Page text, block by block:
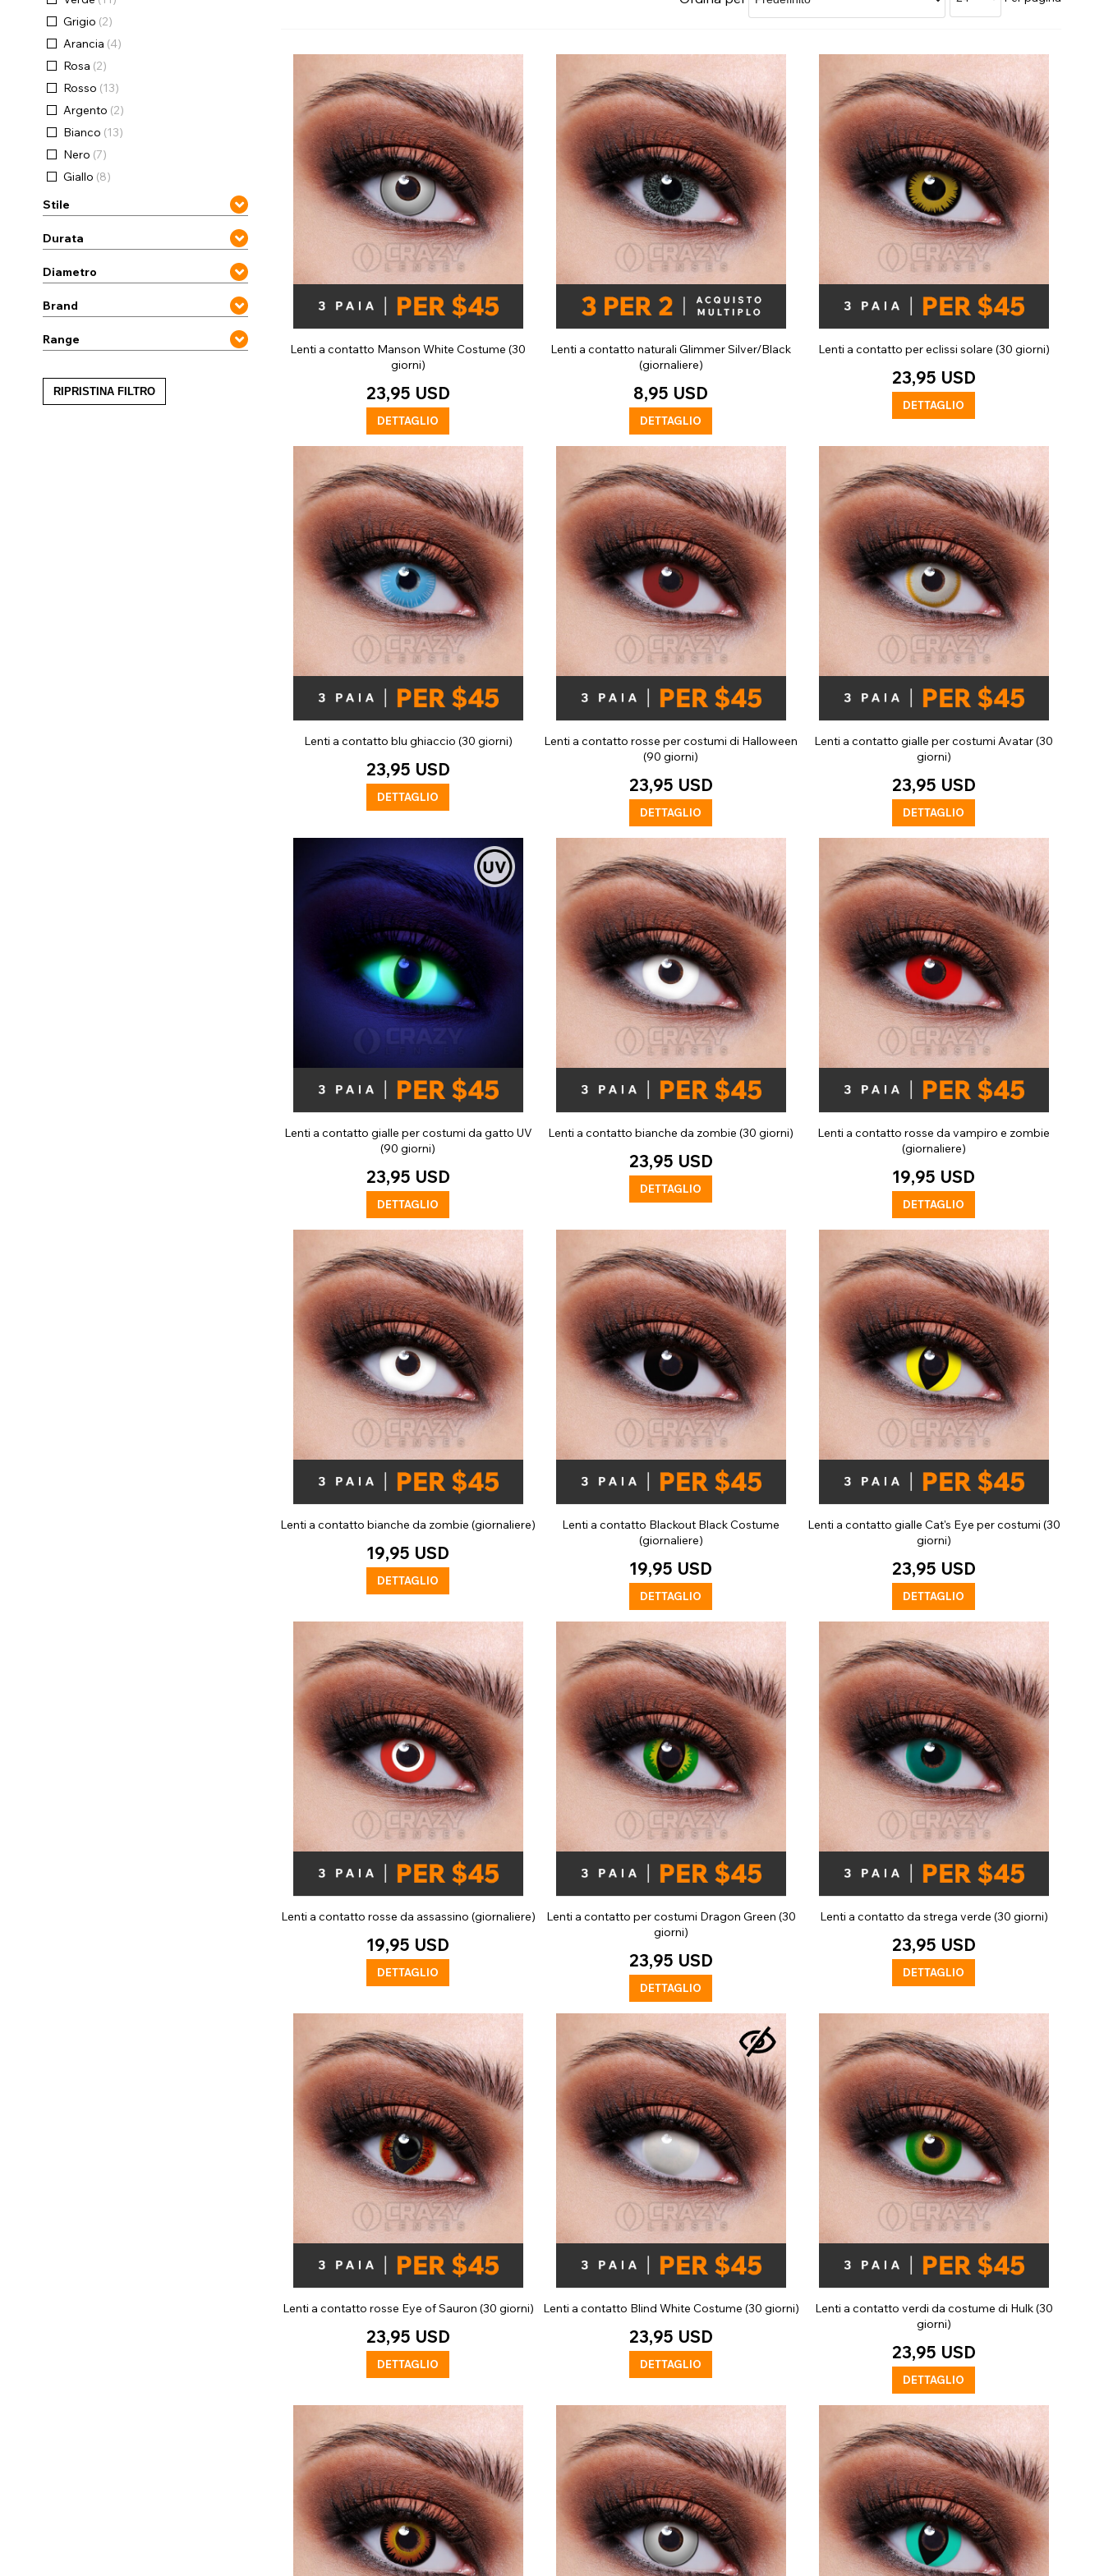
Negozio Accessori Saldi
Grigio (2)
Arancia (4)
Rosa (2)
Rosso (13)
Argento (2)
Bianco (13)
Nero (7)
Giallo (8)
Stile
Durata
Diametro
Brand
Range
RIPRISTINA FILTRO
Lenti a contatto Manson White Costume (30
giorni)
23,95 USD
DETTAGLIO
Lenti a contatto naturali Glimmer Silver/Black
(giornaliere)
8,95 USD
DETTAGLIO
Lenti a contatto per eclissi solare (30 giorni)
23,95 USD
DETTAGLIO
Lenti a contatto blu ghiaccio (30 giorni)
23,95 USD
DETTAGLIO
Lenti a contatto rosse per costumi di Halloween
(90 giorni)
23,95 USD
DETTAGLIO
Lenti a contatto gialle per costumi Avatar (30
giorni)
23,95 USD
DETTAGLIO
Lenti a contatto gialle per costumi da gatto UV
(90 giorni)
23,95 USD
DETTAGLIO
Lenti a contatto bianche da zombie (30 giorni)
23,95 USD
DETTAGLIO
Lenti a contatto rosse da vampiro e zombie
(giornaliere)
19,95 USD
DETTAGLIO
Lenti a contatto bianche da zombie (giornaliere)
19,95 USD
DETTAGLIO
Lenti a contatto Blackout Black Costume
(giornaliere)
19,95 USD
DETTAGLIO
Lenti a contatto gialle Cat's Eye per costumi (30
giorni)
23,95 USD
DETTAGLIO
Lenti a contatto rosse da assassino (giornaliere)
19,95 USD
DETTAGLIO
Lenti a contatto per costumi Dragon Green (30
giorni)
23,95 USD
DETTAGLIO
Lenti a contatto da strega verde (30 giorni)
23,95 USD
DETTAGLIO
Lenti a contatto rosse Eye of Sauron (30 giorni)
23,95 USD
DETTAGLIO
Lenti a contatto Blind White Costume (30 giorni)
23,95 USD
DETTAGLIO
Lenti a contatto verdi da costume di Hulk (30
giorni)
23,95 USD
DETTAGLIO